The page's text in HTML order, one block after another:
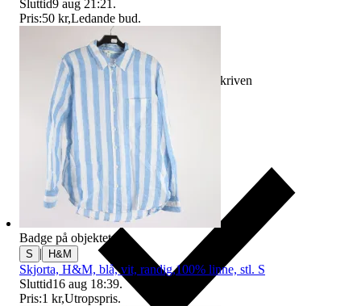
Ersättning om varan inte är som beskriven
Sluttid9 aug 21:21 .
Pris:50 kr,Ledande bud.
Badge på objektet:Ny
S | H&M
Skjorta, H&M, blå, vit, randig,100% linne, stl. S
Sluttid16 aug 18:39.
Pris:1 kr,Utropspris.